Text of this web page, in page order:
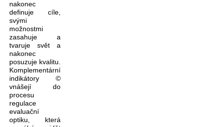
nakonec
definuje cíle,
svými
možnostmi
zasahuje a
tvaruje svět a
nakonec
posuzuje kvalitu.
Komplementární
indikátory ©
vnášejí do
procesu
regulace
evaluační
optiku, která